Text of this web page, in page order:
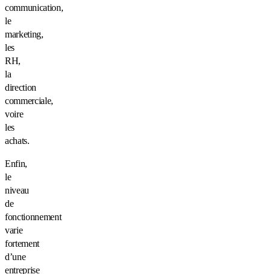
communication,
le
marketing,
les
RH,
la
direction
commerciale,
voire
les
achats.
Enfin,
le
niveau
de
fonctionnement
varie
fortement
d’une
entreprise